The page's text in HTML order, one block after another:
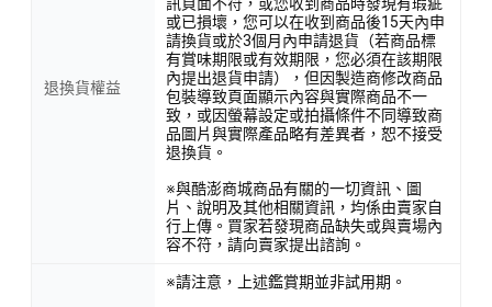
退換貨權益
或已損壞，您可以在收到商品後15天內申
請換貨或於3個月內申請退貨（若商品標
有賞味期限或有效期限，您必須在該期限
內提出退貨申請），但因製造商修改商品
包裝導致頁面顯示內容與實際商品不一
致，或因螢幕設定或拍攝條件不同導致商
品圖片與實際產品略有差異者，恕不接受
退換貨。
※與酷澎商城商品有關的一切資訊、圖
片、說明及其他相關資訊，均係由賣家自
行上傳。買家若發現商品缺失或與賣場內
容不符，請向賣家提出諮詢。
※請注意，上述鑑賞期並非試用期。